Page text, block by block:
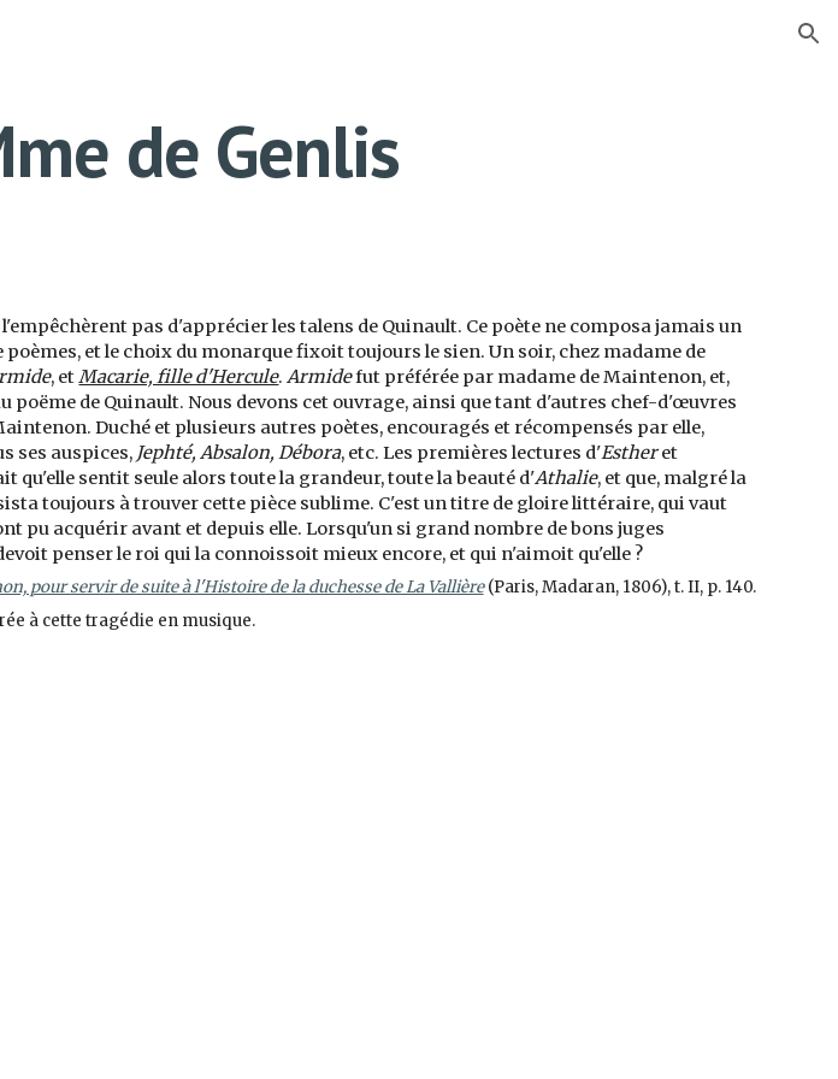
de Genlis
pas d'apprécier les talens de Quinault. Ce poète ne composa jamais un
et le choix du monarque fixoit toujours le sien. Un soir, chez madame de
, etMacarie, fille d'Hercule.Armidefut préférée par madame de Maintenon, et,
poëme de Quinault. Nous devons cet ouvrage, ainsi que tant d'autres chef-d'œuvres
Duché et plusieurs autres poètes, encouragés et récompensés par elle,
ses auspices, Jephté, Absalon, Débora, etc. Les premières lectures d'Estheret
qu'elle sentit seule alors toute la grandeur, toute la beauté d'Athalie, et que, malgré la
toujours à trouver cette pièce sublime. C'est un titre de gloire littéraire, qui vaut
pu acquérir avant et depuis elle. Lorsqu'un si grand nombre de bons juges
penser le roi qui la connoissoit mieux encore, et qui n'aimoit qu'elle ?
pour servir de suite à l'Histoire de la duchesse de La Vallière(Paris, Madaran, 1806), t. II, p. 140.
à cette tragédie en musique.